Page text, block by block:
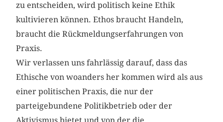
zu entscheiden, wird politisch keine Ethik
kultivieren können. Ethos braucht Handeln,
braucht die Rückmeldungserfahrungen von
Praxis.
Wir verlassen uns fahrlässig darauf, dass das
Ethische von woanders her kommen wird als aus
einer politischen Praxis, die nur der
parteigebundene Politikbetrieb oder der